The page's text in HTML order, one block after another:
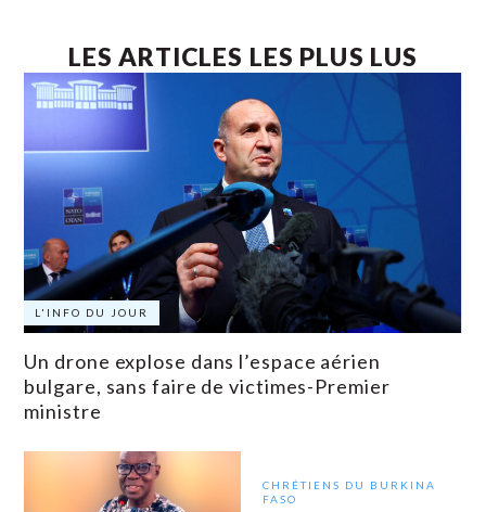
LES ARTICLES LES PLUS LUS
L'INFO DU JOUR
Un drone explose dans l’espace aérien
bulgare, sans faire de victimes-Premier
ministre
CHRÉTIENS DU BURKINA
FASO